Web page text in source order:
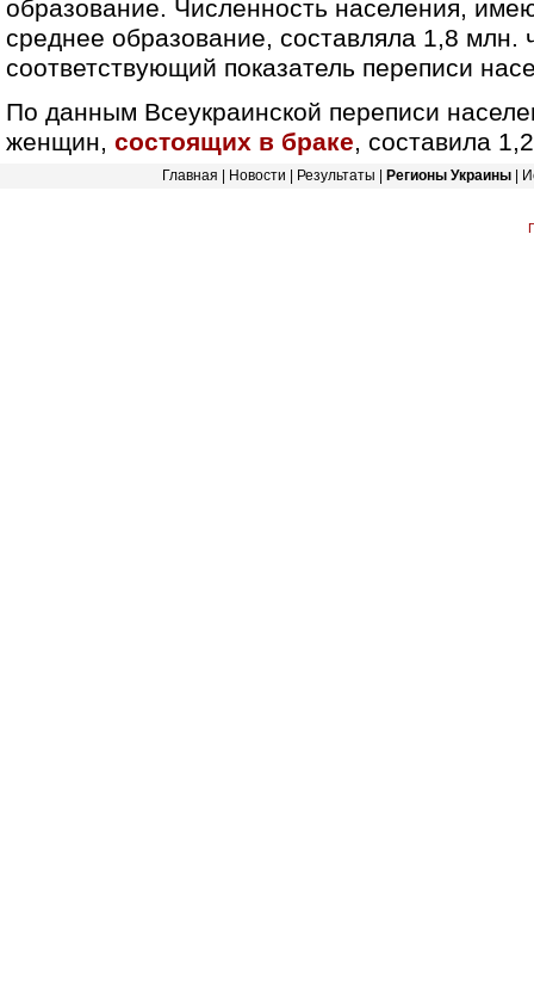
образование. Численность населения,
среднее образование, составляла 1,8 млн.
соответствующий показатель переписи
По данным Всеукраинской переписи
женщин, состоящих в браке, составила
Главная Новости Результаты Регионы Украины|